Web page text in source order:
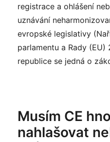
registrace a ohlášení
uznávání
evropské legislativy
parlamentu a Rady (EU)
republice se jedná o
Musím CE
nahlašovat